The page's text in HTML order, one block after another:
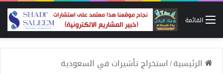
القائمة
الرئيسية/استخراج تأشيرات في السعودية